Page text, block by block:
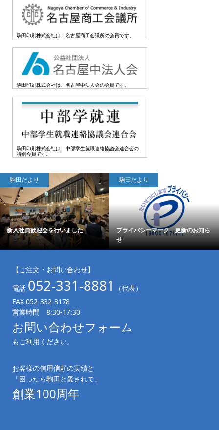
駒田印刷株式会社は、名古屋商工会議所の会員です。
駒田印刷株式会社は、名古屋中法人会の会員です。
駒田印刷株式会社は、中部学生就職連絡協議会連合会の
特別会員です。
駒田だより
新入社員歓迎会を行いました
駒田だより
プライバシーマーク 更新のお知ら
せ
【ご注文・お問い合わせ】
電話 052-331-8881
（代表）
FAX 052-332-3178
営業時間 8:30-17:30
お問い合わせフォーム
もご利用ください。
お客様の信用信頼の実績と
「困ったら駒田と愛されて」
創業100周年